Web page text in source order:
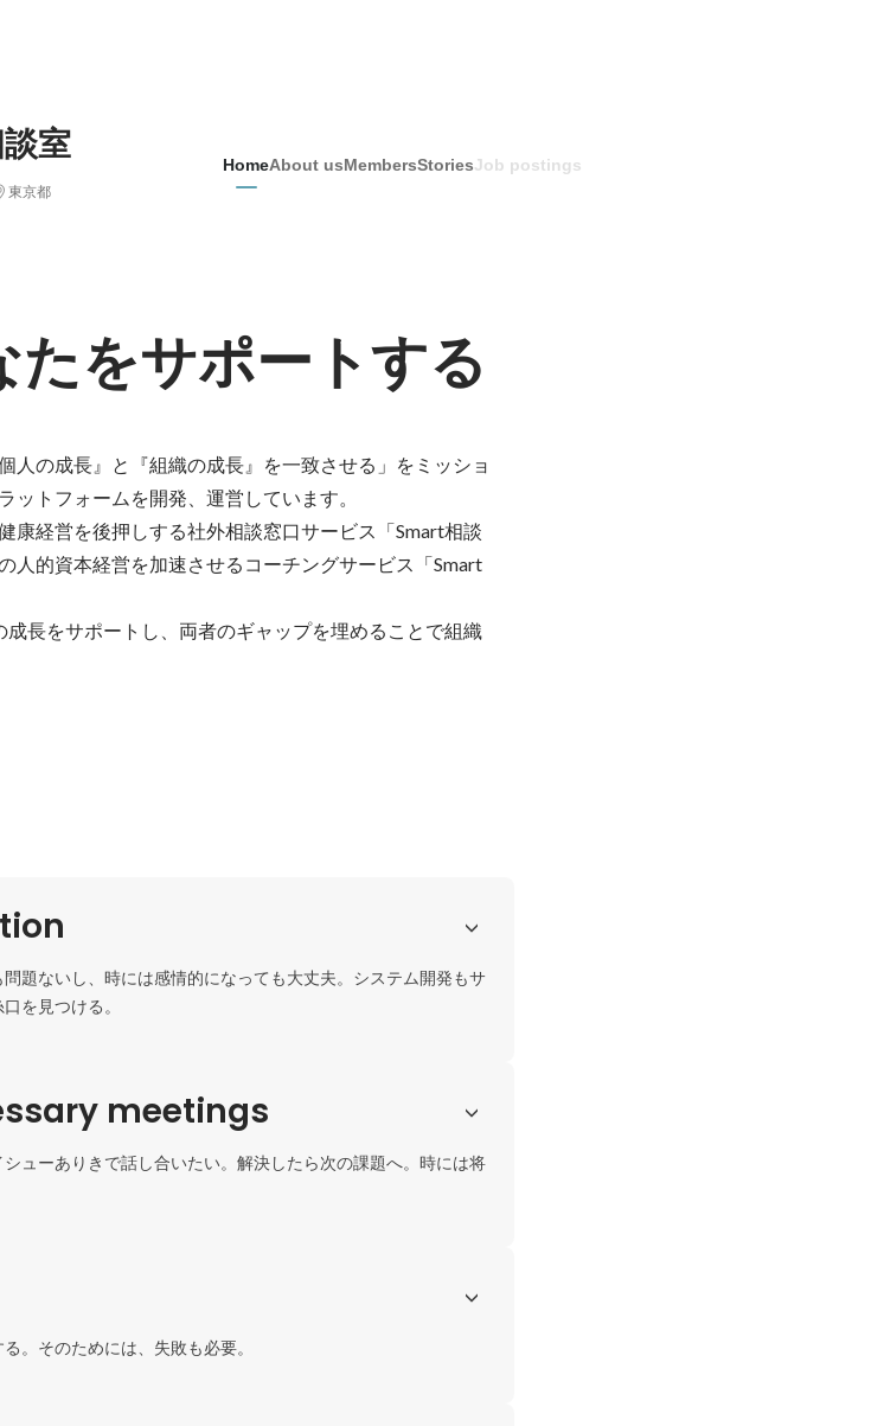
室
東京都
HomeAbout usMembersStoriesJob postings
をサポートする
人の成長』と『組織の成長』を一致させる」をミッショ
ットフォームを開発、運営しています。
康経営を後押しする社外相談窓口サービス「Smart相談
人的資本経営を加速させるコーチングサービス「Smart
長をサポートし、両者のギャップを埋めることで組織
題ないし、時には感情的になっても大丈夫。システム開発もサ
を見つける。
meetings
ューありきで話し合いたい。解決したら次の課題へ。時には将
。そのためには、失敗も必要。